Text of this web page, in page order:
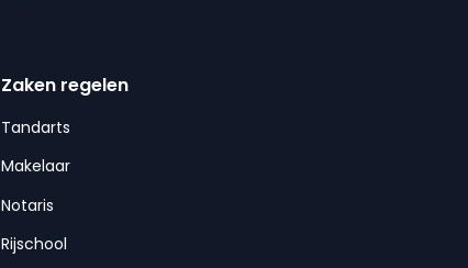
Zaken regelen
Tandarts
Makelaar
Notaris
Rijschool